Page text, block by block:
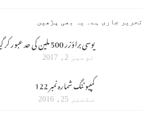
تحریر جاری ہے۔ یہ بھی پڑھیں
یوسی براؤزر 500 ملین کی حد عبور کر گیا
نومبر 2، 2017
کمپیوٹنگ شمارہ نمبر 122
ستمبر 25، 2016